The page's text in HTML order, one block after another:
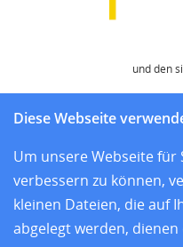
und den
Home
Standorte
Forschung
Training
Über uns
Impressum
Diese Webseite
Um unsere Webseite
verbessern zu können,
kleinen Dateien, die auf
abgelegt werden, dienen